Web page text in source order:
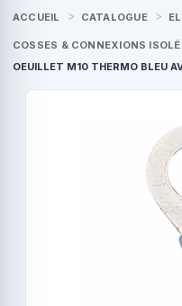
ACCUEIL CATALOGUE
COSSES & CONNEXIONS
OEUILLET M10 THERMO BLEU